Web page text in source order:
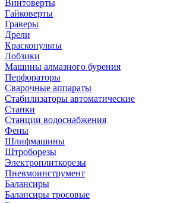
Винтоверты
Гайковерты
Граверы
Дрели
Краскопульты
Лобзики
Машины алмазного бурения
Перфораторы
Сварочные аппараты
Стабилизаторы автоматические
Станки
Станции водоснабжения
Фены
Шлифмашины
Штроборезы
Электроплиткорезы
Пневмоинструмент
Балансиры
Балансиры тросовые